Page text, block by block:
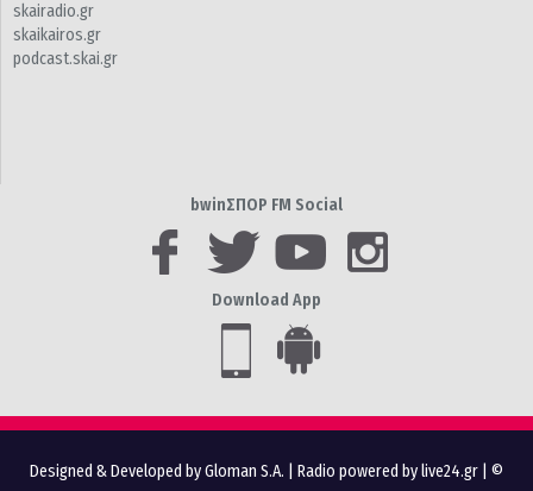
skairadio.gr
skaikairos.gr
podcast.skai.gr
bwinΣΠΟΡ FM Social
Download App
Designed & Developed by Gloman S.A. Radio powered by live24.gr | ©